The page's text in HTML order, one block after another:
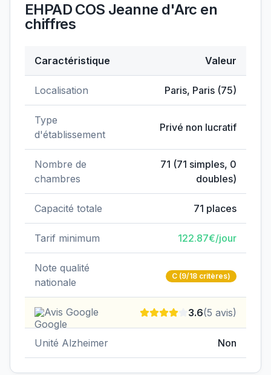
EHPAD COS Jeanne d'Arc en
chiffres
EHPAD COS Jeanne d'Arc
Caractéristique Valeur
Localisation Paris, Paris (75)
Type
d'établissement
Privé non lucratif
Nombre de
chambres
71 (71 simples, 0
doubles)
Capacité totale 71 places
Tarif minimum 122.87€/jour
Note qualité
nationale
C (9/18 critères)
Avis Google 3.6(5 avis)
Unité Alzheimer Non